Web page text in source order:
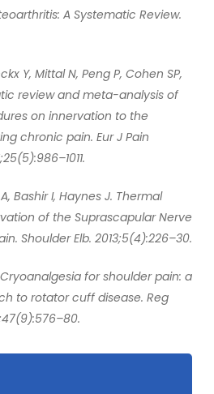
A Systematic Review.
Y, Mittal N, Peng P, Cohen SP,
review and meta-analysis of
on innervation to the
chronic pain. Eur J Pain
Bashir I, Haynes J. Thermal
of the Suprascapular Nerve
Shoulder Elb. 2013;5(4):226–30.
Cryoanalgesia for shoulder pain: a
to rotator cuff disease. Reg